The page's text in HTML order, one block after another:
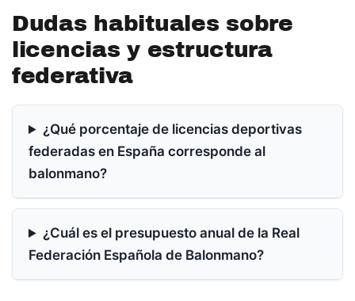
Dudas habituales sobre
licencias y estructura
federativa
¿Qué porcentaje de licencias deportivas
federadas en España corresponde al
balonmano?
¿Cuál es el presupuesto anual de la Real
Federación Española de Balonmano?